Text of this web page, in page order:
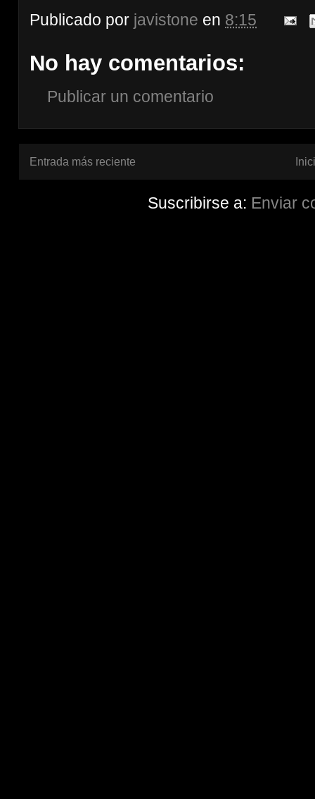
Publicado por javistone en 8:15
No hay comentarios:
Publicar un comentario
Entrada más reciente
Suscribirse a: Enviar